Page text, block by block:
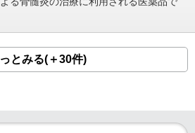
とみる(＋30件)